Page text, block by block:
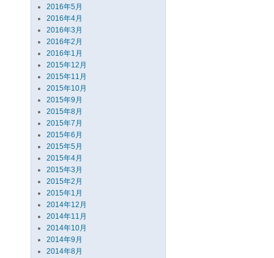
2016年5月
2016年4月
2016年3月
2016年2月
2016年1月
2015年12月
2015年11月
2015年10月
2015年9月
2015年8月
2015年7月
2015年6月
2015年5月
2015年4月
2015年3月
2015年2月
2015年1月
2014年12月
2014年11月
2014年10月
2014年9月
2014年8月